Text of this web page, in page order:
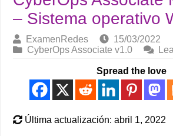
– Sistema operativo
ExamenRedes
15/03/2022
CyberOps Associate v1.0
Spread the love
Última actualización: abril 1, 2022